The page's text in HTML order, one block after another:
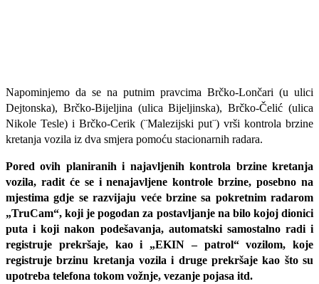
Napominjemo da se na putnim pravcima Brčko-Lončari (u ulici
Dejtonska), Brčko-Bijeljina (ulica Bijeljinska), Brčko-Čelić (ulica
Nikole Tesle) i Brčko-Cerik (¨Malezijski put¨) vrši kontrola brzine
kretanja vozila iz dva smjera pomoću stacionarnih radara.
Pored ovih planiranih i najavljenih kontrola brzine kretanja
vozila, radit će se i nenajavljene kontrole brzine, posebno na
mjestima gdje se razvijaju veće brzine sa pokretnim radarom
„TruCam“, koji je pogodan za postavljanje na bilo kojoj dionici
puta i koji nakon podešavanja, automatski samostalno radi i
registruje prekršaje, kao i „EKIN – patrol“ vozilom, koje
registruje brzinu kretanja vozila i druge prekršaje kao što su
upotreba telefona tokom vožnje, vezanje pojasa itd.